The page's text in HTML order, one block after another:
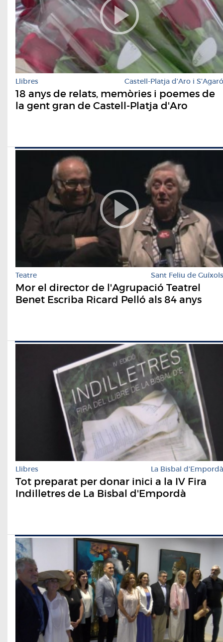
Llibres Castell-Platja d'Aro i S'Agaró
18 anys de relats, memòries i poemes de
la gent gran de Castell-Platja d'Aro
Teatre Sant Feliu de Guíxols
Mor el director de l'Agrupació Teatrel
Benet Escriba Ricard Pelló als 84 anys
Llibres La Bisbal d'Empordà
Tot preparat per donar inici a la IV Fira
Indilletres de La Bisbal d'Empordà